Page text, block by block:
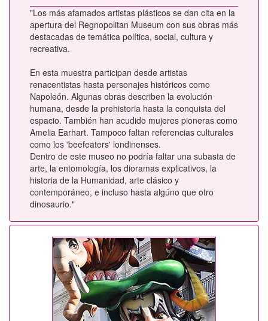
"Los más afamados artistas plásticos se dan cita en la
apertura del Regnopolitan Museum con sus obras más
destacadas de temática política, social, cultura y
recreativa.
En esta muestra participan desde artistas
renacentistas hasta personajes históricos como
Napoleón. Algunas obras describen la evolución
humana, desde la prehistoria hasta la conquista del
espacio. También han acudido mujeres pioneras como
Amelia Earhart. Tampoco faltan referencias culturales
como los 'beefeaters' londinenses.
Dentro de este museo no podría faltar una subasta de
arte, la entomología, los dioramas explicativos, la
historia de la Humanidad, arte clásico y
contemporáneo, e incluso hasta algúno que otro
dinosaurio."